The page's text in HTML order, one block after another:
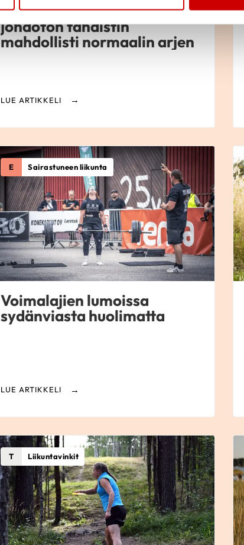
Pitkä tie tahdistinhoidossa –
johdoton tahdistin
mahdollisti normaalin arjen
LUE ARTIKKELI
E Sairastuneen liikunta
Voimalajien lumoissa
sydänviasta huolimatta
LUE ARTIKKELI
T Liikuntavinkit